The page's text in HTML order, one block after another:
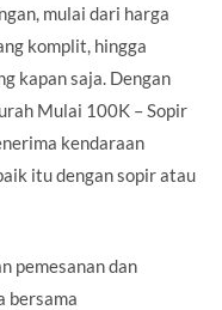
mulai dari harga
komplit, hingga
kapan saja. Dengan
Mulai 100K – Sopir
kendaraan
itu dengan sopir atau
pemesanan dan
bersama